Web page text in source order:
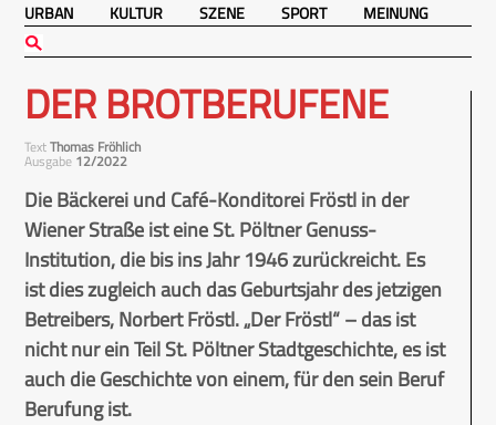
URBAN KULTUR SZENE SPORT MEINUNG
DER BROTBERUFENE
TextThomas Fröhlich
Ausgabe 12/2022
Die Bäckerei und Café-Konditorei Fröstl in der
Wiener Straße ist eine St. Pöltner Genuss-
Institution, die bis ins Jahr 1946 zurückreicht. Es
ist dies zugleich auch das Geburtsjahr des jetzigen
Betreibers, Norbert Fröstl. „Der Fröstl“ – das ist
nicht nur ein Teil St. Pöltner Stadtgeschichte, es ist
auch die Geschichte von einem, für den sein Beruf
Berufung ist.